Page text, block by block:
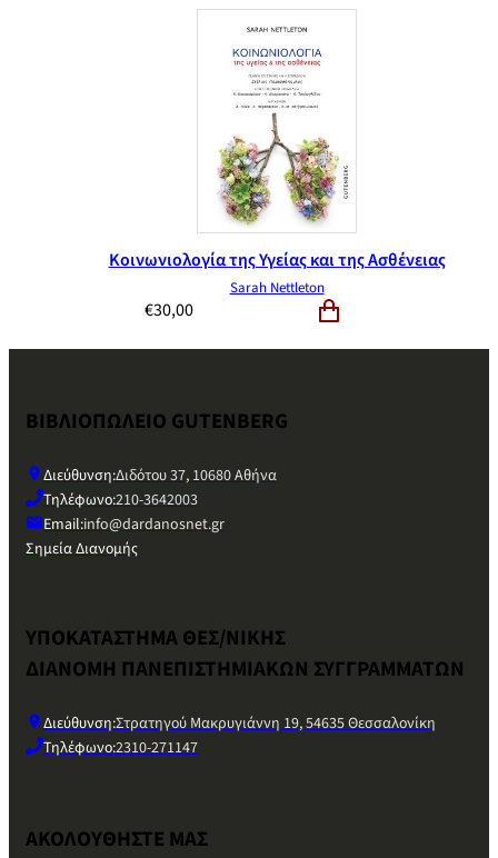
Κοινωνιολογία της Υγείας και της Ασθένειας
Sarah Nettleton
€30,00
ΒΙΒΛΙΟΠΩΛΕΙΟ GUTENBERG
Διεύθυνση:Διδότου 37, 10680 Αθήνα
Τηλέφωνο:210-3642003
Email:info@dardanosnet.gr
Σημεία Διανομής
ΥΠΟΚΑΤΑΣΤΗΜΑ ΘΕΣ/ΝΙΚΗΣ
ΔΙΑΝΟΜΗ ΠΑΝΕΠΙΣΤΗΜΙΑΚΩΝ ΣΥΓΓΡΑΜΜΑΤΩΝ
Διεύθυνση:Στρατηγού Μακρυγιάννη 19, 54635 Θεσσαλονίκη
Τηλέφωνο:2310-271147
ΑΚΟΛΟΥΘΗΣΤΕ ΜΑΣ